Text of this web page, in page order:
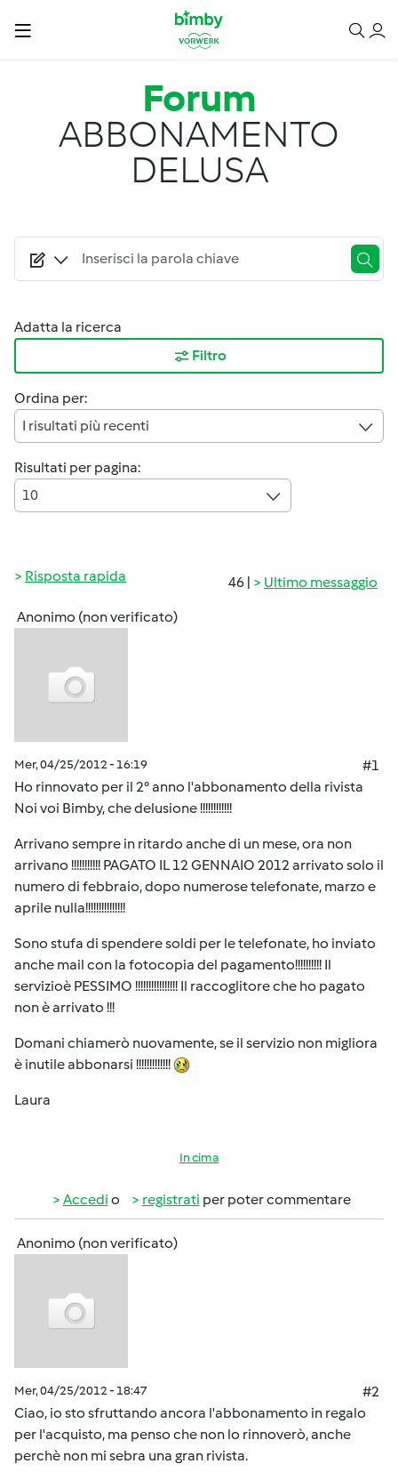
Salta al contenuto principale
Forum
ABBONAMENTO
DELUSA
Adatta la ricerca
Filtro
Ordina per:
I risultati più recenti
Risultati per pagina:
10
46 | Ultimo messaggio
Risposta rapida
Anonimo (non verificato)
Mer, 04/25/2012 - 16:19
#1
Ho rinnovato per il 2° anno l'abbonamento della rivista
Noi voi Bimby, che delusione !!!!!!!!!!!!
Arrivano sempre in ritardo anche di un mese, ora non
arrivano !!!!!!!!!!! PAGATO IL 12 GENNAIO 2012 arrivato solo il
numero di febbraio, dopo numerose telefonate, marzo e
aprile nulla!!!!!!!!!!!!!!!
Sono stufa di spendere soldi per le telefonate, ho inviato
anche mail con la fotocopia del pagamento!!!!!!!!!! Il
servizioè PESSIMO !!!!!!!!!!!!!!!! Il raccoglitore che ho pagato
non è arrivato !!!
Domani chiamerò nuovamente, se il servizio non migliora
è inutile abbonarsi !!!!!!!!!!!!!
Laura
In cima
Accedi o registrati per poter commentare
Anonimo (non verificato)
Mer, 04/25/2012 - 18:47
#2
Ciao, io sto sfruttando ancora l'abbonamento in regalo
per l'acquisto, ma penso che non lo rinnoverò, anche
perchè non mi sebra una gran rivista.